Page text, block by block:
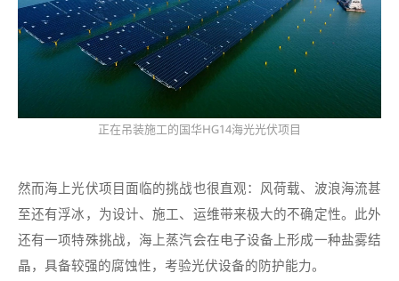
正在吊装施工的国华HG14海光光伏项目
然而海上光伏项目面临的挑战也很直观：风荷载、波浪海流甚
至还有浮冰，为设计、施工、运维带来极大的不确定性。此外
还有一项特殊挑战，海上蒸汽会在电子设备上形成一种盐雾结
晶，具备较强的腐蚀性，考验光伏设备的防护能力。